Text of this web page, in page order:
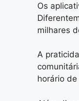
Os
milhares
A
horário